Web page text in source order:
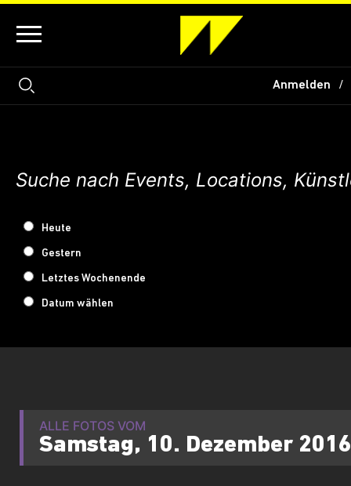
Anmelden
Heute
Gestern
Letztes Wochenende
Datum wählen
ALLE FOTOS VOM
Samstag, 10. Dezember 2016